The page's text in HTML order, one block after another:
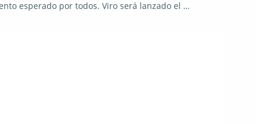
esperado por todos. Viro será lanzado el …